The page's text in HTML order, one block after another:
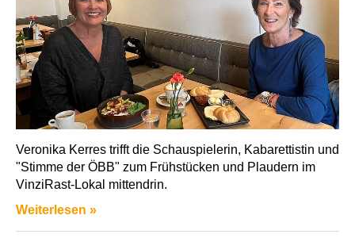
Veronika Kerres trifft die Schauspielerin, Kabarettistin und
"Stimme der ÖBB" zum Frühstücken und Plaudern im
VinziRast-Lokal mittendrin.
Weiterlesen »